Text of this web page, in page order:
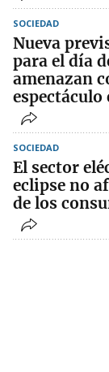
SOCIEDAD
Nueva
para el día
amenazan
SOCIEDAD
El sector
eclipse no
de los